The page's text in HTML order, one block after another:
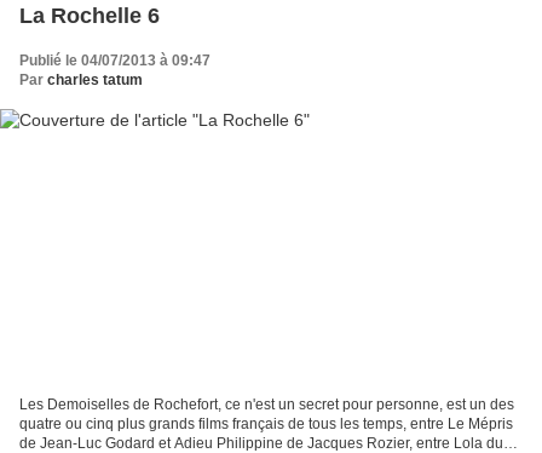
La Rochelle 6
Publié le 04/07/2013 à 09:47
Par charles tatum
Les Demoiselles de Rochefort, ce n'est un secret pour personne, est un des
quatre ou cinq plus grands films français de tous les temps, entre Le Mépris
de Jean-Luc Godard et Adieu Philippine de Jacques Rozier, entre Lola du